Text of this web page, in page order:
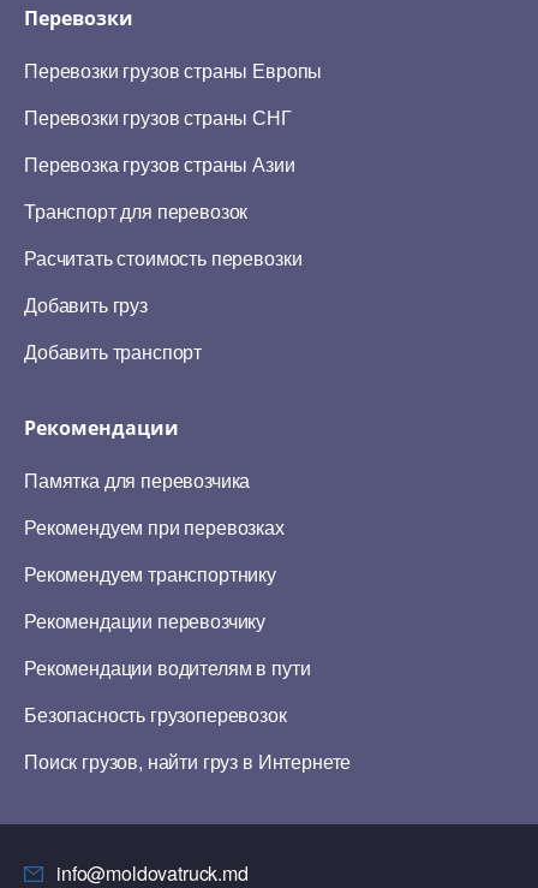
Перевозки
Перевозки грузов страны Европы
Перевозки грузов страны СНГ
Перевозка грузов страны Азии
Транспорт для перевозок
Расчитать стоимость перевозки
Добавить груз
Добавить транспорт
Рекомендации
Памятка для перевозчика
Рекомендуем при перевозках
Рекомендуем транспортнику
Рекомендации перевозчику
Рекомендации водителям в пути
Безопасность грузоперевозок
Поиск грузов, найти груз в Интернете
info@moldovatruck.md